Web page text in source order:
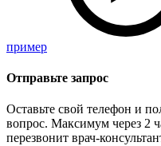
пример
Отправьте запрос
Оставьте свой телефон и
вопрос. Максимум через 2
перезвонит врач-